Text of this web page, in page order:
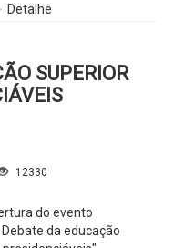
Detalhe
SUPERIOR
12330
do evento
da educação